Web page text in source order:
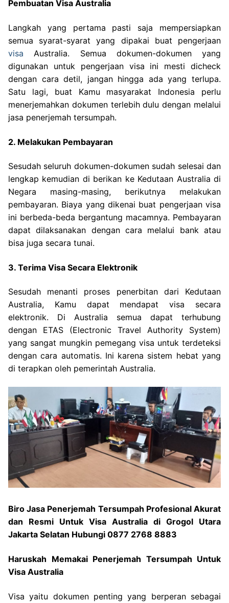
Pembuatan Visa Australia
Langkah yang pertama pasti saja mempersiapkan
semua syarat-syarat yang dipakai buat pengerjaan
visa Australia. Semua dokumen-dokumen yang
digunakan untuk pengerjaan visa ini mesti dicheck
dengan cara detil, jangan hingga ada yang terlupa.
Satu lagi, buat Kamu masyarakat Indonesia perlu
menerjemahkan dokumen terlebih dulu dengan melalui
jasa penerjemah tersumpah.
2. Melakukan Pembayaran
Sesudah seluruh dokumen-dokumen sudah selesai dan
lengkap kemudian di berikan ke Kedutaan Australia di
Negara masing-masing, berikutnya melakukan
pembayaran. Biaya yang dikenai buat pengerjaan visa
ini berbeda-beda bergantung macamnya. Pembayaran
dapat dilaksanakan dengan cara melalui bank atau
bisa juga secara tunai.
3. Terima Visa Secara Elektronik
Sesudah menanti proses penerbitan dari Kedutaan
Australia, Kamu dapat mendapat visa secara
elektronik. Di Australia semua dapat terhubung
dengan ETAS (Electronic Travel Authority System)
yang sangat mungkin pemegang visa untuk terdeteksi
dengan cara automatis. Ini karena sistem hebat yang
di terapkan oleh pemerintah Australia.
Biro Jasa Penerjemah Tersumpah Profesional Akurat
dan Resmi Untuk Visa Australia di Grogol Utara
Jakarta Selatan Hubungi 0877 2768 8883
Haruskah Memakai Penerjemah Tersumpah Untuk
Visa Australia
Visa yaitu dokumen penting yang berperan sebagai